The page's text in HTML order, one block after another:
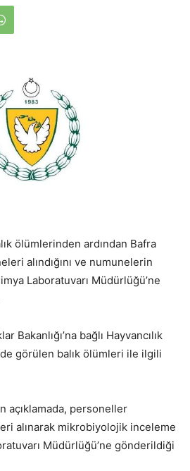
ölümlerinden ardından Bafra
alındığını ve numunelerin
Laboratuvarı Müdürlüğü’ne
Bakanlığı’na bağlı Hayvancılık
görülen balık ölümleri ile ilgili
açıklamada, personeller
alınarak mikrobiyolojik inceleme
Müdürlüğü’ne gönderildiği